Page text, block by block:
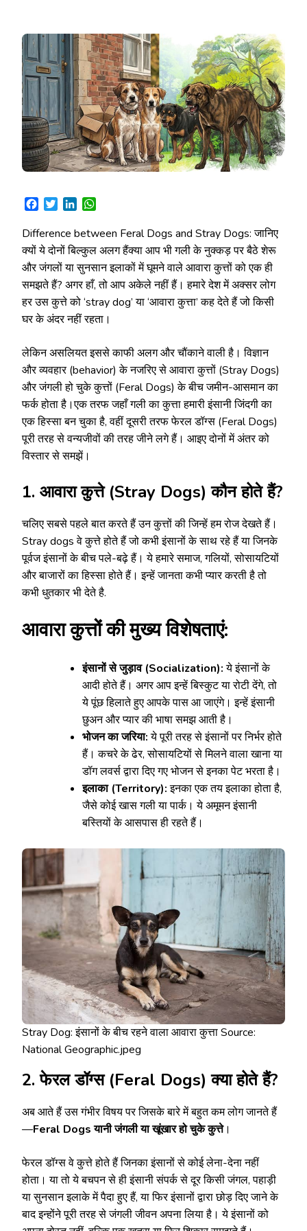
Facebook
TwitterLinkedIn
Difference between Feral Dogs and Stray Dogs: जानिए
क्यों ये दोनों बिल्कुल अलग हैंक्या आप भी गली के नुक्कड़ पर बैठे शेरू
और जंगलों या सुनसान इलाकों में घूमने वाले आवारा कुत्तों को एक ही
समझते हैं? अगर हाँ, तो आप अकेले नहीं हैं। हमारे देश में अक्सर लोग
हर उस कुत्ते को ‘stray dog’ या ‘आवारा कुत्ता’ कह देते हैं जो किसी
घर के अंदर नहीं रहता।
लेकिन असलियत इससे काफी अलग और चौंकाने वाली है। विज्ञान
और व्यवहार (behavior) के नजरिए से आवारा कुत्तों (Stray Dogs)
और जंगली हो चुके कुत्तों (Feral Dogs) के बीच जमीन-आसमान का
फर्क होता है।एक तरफ जहाँ गली का कुत्ता हमारी इंसानी जिंदगी का
एक हिस्सा बन चुका है, वहीं दूसरी तरफ फेरल डॉग्स (Feral Dogs)
पूरी तरह से वन्यजीवों की तरह जीने लगे हैं। आइए दोनों में अंतर को
विस्तार से समझें।
1. आवारा कुत्ते (Stray Dogs) कौन होते हैं?
चलिए सबसे पहले बात करते हैं उन कुत्तों की जिन्हें हम रोज देखते हैं।
Stray dogs वे कुत्ते होते हैं जो कभी इंसानों के साथ रहे हैं या जिनके
पूर्वज इंसानों के बीच पले-बढ़े हैं। ये हमारे समाज, गलियों, सोसायटियों
और बाजारों का हिस्सा होते हैं। इन्हें जानता कभी प्यार करती है तो
कभी धुतकार भी देते है.
आवारा कुत्तों की मुख्य विशेषताएं:
इंसानों से जुड़ाव (Socialization):ये इंसानों के
आदी होते हैं। अगर आप इन्हें बिस्कुट या रोटी देंगे, तो
ये पूंछ हिलाते हुए आपके पास आ जाएंगे। इन्हें इंसानी
छुअन और प्यार की भाषा समझ आती है।
भोजन का जरिया:ये पूरी तरह से इंसानों पर निर्भर होते
हैं। कचरे के ढेर, सोसायटियों से मिलने वाला खाना या
डॉग लवर्स द्वारा दिए गए भोजन से इनका पेट भरता है।
इलाका (Territory):इनका एक तय इलाका होता है,
जैसे कोई खास गली या पार्क। ये अमूमन इंसानी
बस्तियों के आसपास ही रहते हैं।
Stray Dog: इंसानों के बीच रहने वाला आवारा कुत्ता Source:
National Geographic.jpeg
2. फेरल डॉग्स (Feral Dogs) क्या होते हैं?
अब आते हैं उस गंभीर विषय पर जिसके बारे में बहुत कम लोग जानते हैं
—Feral Dogs यानी जंगली या खूंखार हो चुके कुत्ते।
फेरल डॉग्स वे कुत्ते होते हैं जिनका इंसानों से कोई लेना-देना नहीं
होता। या तो ये बचपन से ही इंसानी संपर्क से दूर किसी जंगल, पहाड़ी
या सुनसान इलाके में पैदा हुए हैं, या फिर इंसानों द्वारा छोड़ दिए जाने के
बाद इन्होंने पूरी तरह से जंगली जीवन अपना लिया है। ये इंसानों को